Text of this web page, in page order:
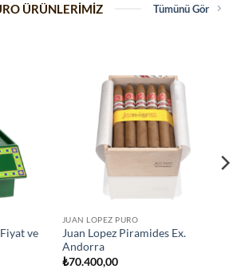
ÜRÜNLERİMİZ Tümünü Gör
ve
JUAN LOPEZ PURO
Juan Lopez Piramides Ex.
Andorra
₺70.400,00